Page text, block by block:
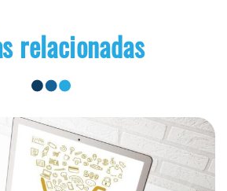
relacionadas